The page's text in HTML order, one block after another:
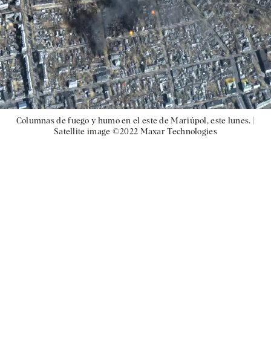
Columnas de fuego y humo en el este de Mariúpol, este lunes. |
Satellite image ©2022 Maxar Technologies